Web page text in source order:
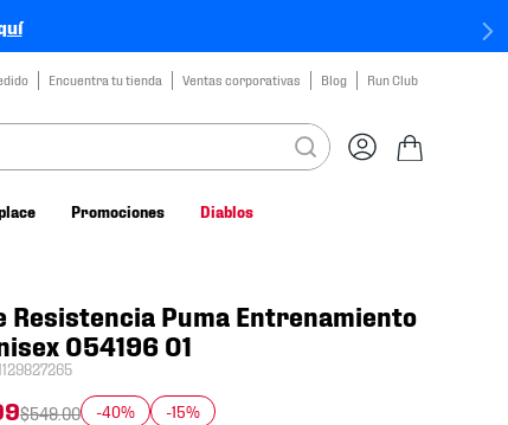
Encuentra tu tienda Ventas corporativas Blog Run Club
Promociones Diablos
Resistencia Puma Entrenamiento
054196 01
$549.00 -40% -15%